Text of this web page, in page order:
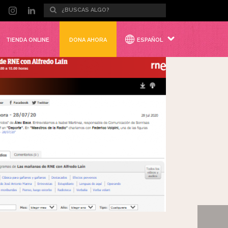
TIENDA ONLINE DONA AHORA ESPAÑOL